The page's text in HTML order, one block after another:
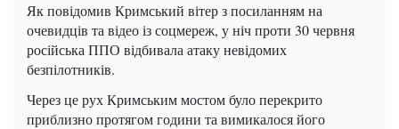
Як повідомив Кримський вітер з посиланням на
очевидців та відео із соцмереж, у ніч проти 30 червня
російська ППО відбивала атаку невідомих
безпілотників.
Через це рух Кримським мостом було перекрито
приблизно протягом години та вимикалося його